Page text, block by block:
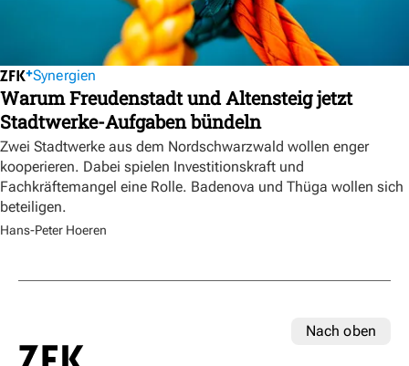
Synergien
Warum Freudenstadt und Altensteig jetzt
Stadtwerke-Aufgaben bündeln
Zwei Stadtwerke aus dem Nordschwarzwald wollen enger
kooperieren. Dabei spielen Investitionskraft und
Fachkräftemangel eine Rolle. Badenova und Thüga wollen sich
beteiligen.
Hans-Peter Hoeren
Nach oben